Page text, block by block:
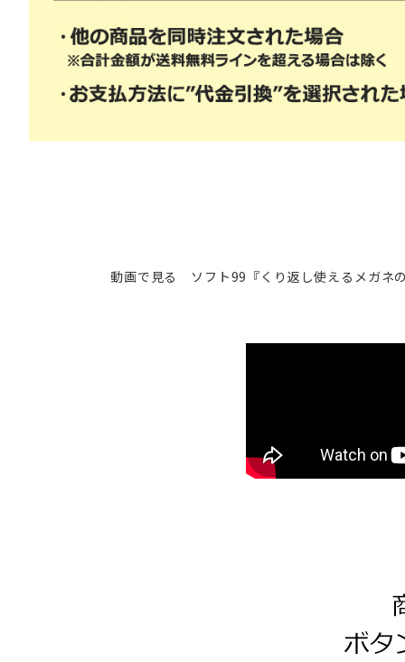
動画で見る ソフト99『くり返し使えるメガネ